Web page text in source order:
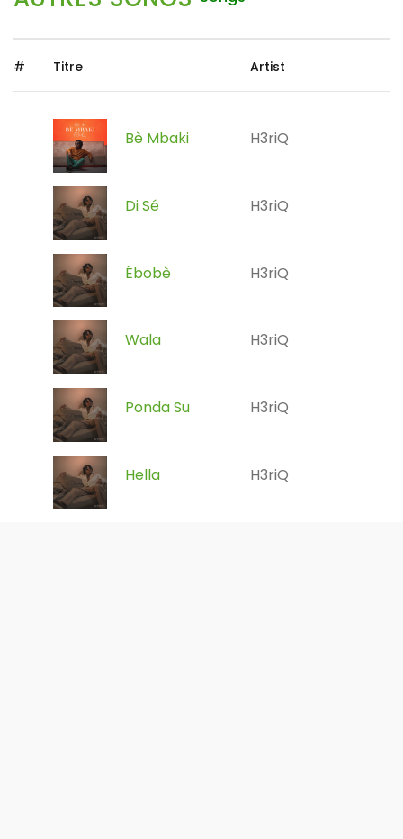
# Titre Artist
Bè Mbaki H3riQ
Di Sé H3riQ
Ébobè H3riQ
Wala H3riQ
Ponda Su H3riQ
Hella H3riQ